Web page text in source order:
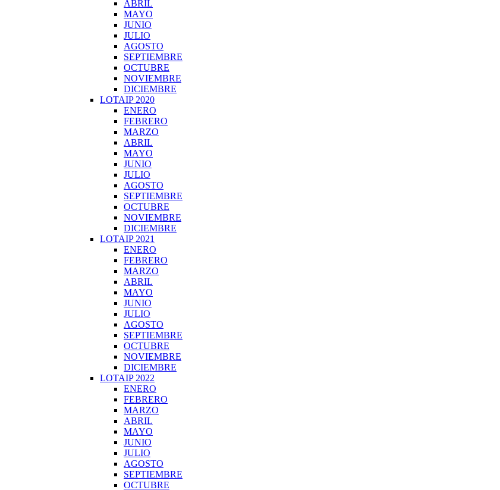
ABRIL
MAYO
JUNIO
JULIO
AGOSTO
SEPTIEMBRE
OCTUBRE
NOVIEMBRE
DICIEMBRE
LOTAIP 2020
ENERO
FEBRERO
MARZO
ABRIL
MAYO
JUNIO
JULIO
AGOSTO
SEPTIEMBRE
OCTUBRE
NOVIEMBRE
DICIEMBRE
LOTAIP 2021
ENERO
FEBRERO
MARZO
ABRIL
MAYO
JUNIO
JULIO
AGOSTO
SEPTIEMBRE
OCTUBRE
NOVIEMBRE
DICIEMBRE
LOTAIP 2022
ENERO
FEBRERO
MARZO
ABRIL
MAYO
JUNIO
JULIO
AGOSTO
SEPTIEMBRE
OCTUBRE